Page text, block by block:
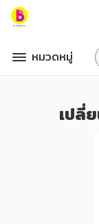
หมวดหมู่
เปลี่